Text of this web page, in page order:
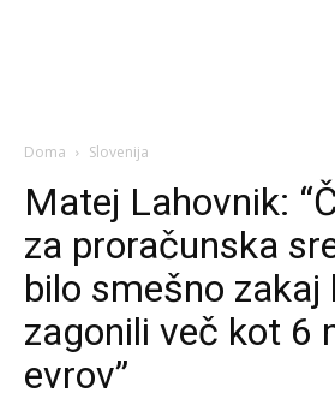
Doma Slovenija
Matej Lahovnik:
za proračunska
bilo smešno zakaj
zagonili več kot 6
evrov”